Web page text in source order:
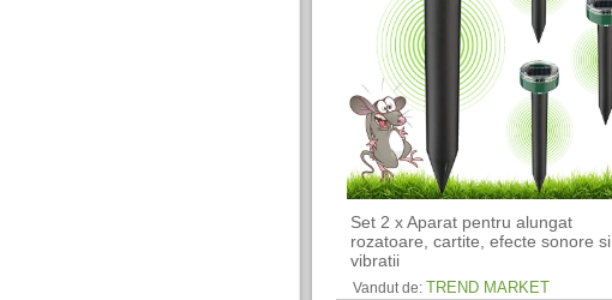
Set 2 x Aparat pentru alungat
rozatoare, cartite, efecte sonore si
vibratii
Vandut de: TREND MARKET